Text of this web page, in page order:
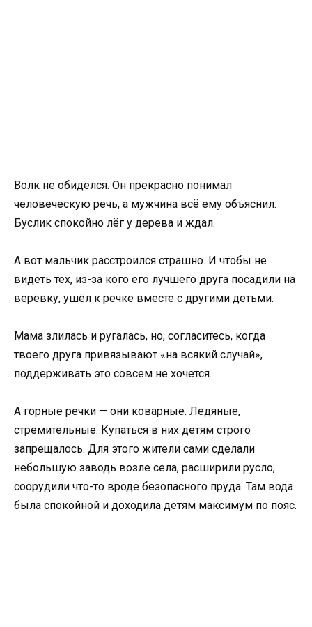
Волк не обиделся. Он прекрасно понимал
человеческую речь, а мужчина всё ему объяснил.
Буслик спокойно лёг у дерева и ждал.
А вот мальчик расстроился страшно. И чтобы не
видеть тех, из-за кого его лучшего друга посадили на
верёвку, ушёл к речке вместе с другими детьми.
Мама злилась и ругалась, но, согласитесь, когда
твоего друга привязывают «на всякий случай»,
поддерживать это совсем не хочется.
А горные речки — они коварные. Ледяные,
стремительные. Купаться в них детям строго
запрещалось. Для этого жители сами сделали
небольшую заводь возле села, расширили русло,
соорудили что-то вроде безопасного пруда. Там вода
была спокойной и доходила детям максимум по пояс.